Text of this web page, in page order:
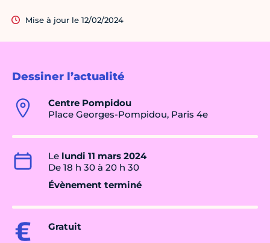
Dessiner l’actualité
Centre Pompidou
Place Georges-Pompidou, Paris 4e
Le lundi 11 mars 2024
De 18 h 30 à 20 h 30
Évènement terminé
Gratuit
Mise à jour le 12/02/2024